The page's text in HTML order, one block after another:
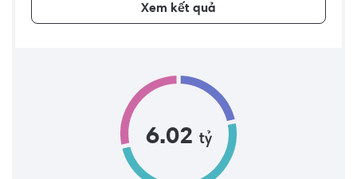
Xem kết quả
6.02 tỷ